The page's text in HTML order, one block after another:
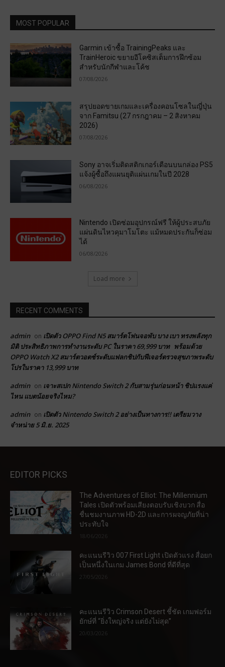
MOST POPULAR
Garmin เข้าซื้อ TrainingPeaks และ
TrainHeroic ขยายอีโคซิสเต็มการฝึกซ้อม
สำหรับนักกีฬาและโค้ช
07/08/2026
สรุปยอดขายเกมและเครื่องคอนโซลในญี่ปุ่น
จาก Famitsu (27 กรกฎาคม – 2 สิงหาคม
2026)
07/08/2026
Sony อาจเริ่มติดสติกเกอร์เตือนบนกล่อง PS5
แจ้งผู้ซื้อถึงแผนยุติแผ่นเกมในปี 2028
06/08/2026
Nintendo เปิดซ่อมอุปกรณ์ฟรี ให้ผู้ประสบภัย
แผ่นดินไหวคุมาโมโตะ แม้หมดประกันก็ซ่อม
ได้
06/08/2026
Load more
RECENT COMMENTS
admin on เปิดตัว OPPO Find N5 สมาร์ตโฟนจอพับ บาง เบา ทรงพลังทุก
มิติ ประสิทธิภาพการทำงานระดับ PC ในราคา 69,999 บาท พร้อมด้วย
OPPO Watch X2 สมาร์ตวอตช์ระดับแฟลกชิปกับฟีเจอร์ตรวจสุขภาพระดับ
โปรในราคา 13,999 บาท
admin on เจาะสเปก Nintendo Switch 2 กับสามรุ่นก่อนหน้า ชิปแรงแค่
ไหน แบตน้อยจริงไหม?
admin on เปิดตัว Nintendo Switch 2 อย่างเป็นทางการ!! เตรียมวาง
จำหน่าย 5 มิ.ย. 2025
EDITOR PICKS
The Adventures of Elliot: The Millennium
Tales เปิดตัวพร้อมเสียงตอบรับเชิงบวก สื่อ
ชื่นชมงานภาพ HD-2D และการผจญภัยที่น่า
ประทับใจ
18/06/2026
คะแนนรีวิว 007 First Light เปิดตัวแรง สื่อยก
เป็นหนึ่งในเกม James Bond ที่ดีที่สุด
27/05/2026
คะแนนรีวิว Crimson Desert ชี้ชัด เกมฟอร์ม
ยักษ์ที่ “ยิ่งใหญ่จริง แต่ยังไม่สุด”
20/03/2026